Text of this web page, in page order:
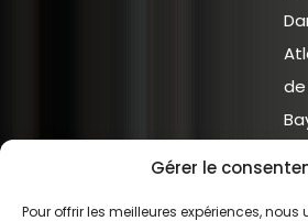
Gérer le
Pour offrir les meilleures expériences, nous